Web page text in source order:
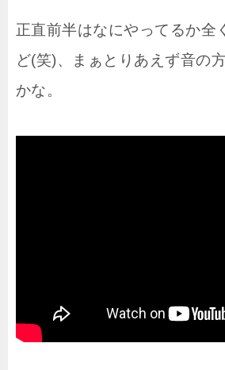
正直前半はなにやってるか全
ど(笑)、まぁとりあえず音の
かな。